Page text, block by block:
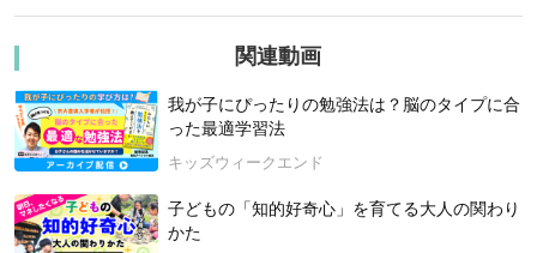
“観光地”をめぐるような“ツアー旅行”ではなく、現地の人と直接
ふれあい、言葉が通じなくても心を通わせ、相手の文化を深く
理解する旅を続けてきたあなご先生だからこそ語れるグローバ
ル時代に生き抜く秘訣とは？
講義内で、はなまる学習会の代表 高濱正伸様からの推薦メッ
セージのご紹介もします。
「旅」を「楽しい」だけで終わらせない、「学び」にするため
のメソッドもお伝えします！！
関連動画
我が子にぴったりの勉強法は？脳のタイプに合
った最適学習法
キッズウィークエンド
子どもの「知的好奇心」を育てる大人の関わり
かた